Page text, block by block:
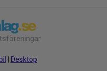
Desktop